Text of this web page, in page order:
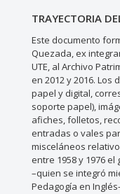
TRAYECTORIA
Este documento
Quezada, ex
UTE, al Archivo
en 2012 y 2016.
papel y digital,
soporte papel),
afiches, folletos,
entradas o vales
misceláneos
entre 1958 y 1976
–quien se integró
Pedagogía en